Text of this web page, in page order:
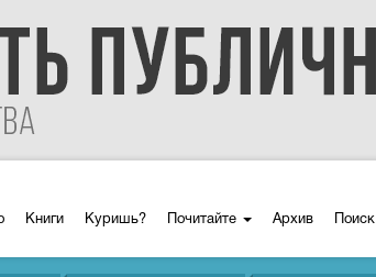
Книги Куришь? Почитайте Архив Поиск